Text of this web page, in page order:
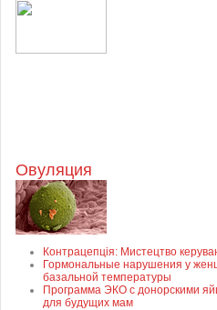
Овуляция
Контрацепція: Мистецтво
Гормональные нарушения у
базальной температуры
Программа ЭКО с донорскими
для будущих мам